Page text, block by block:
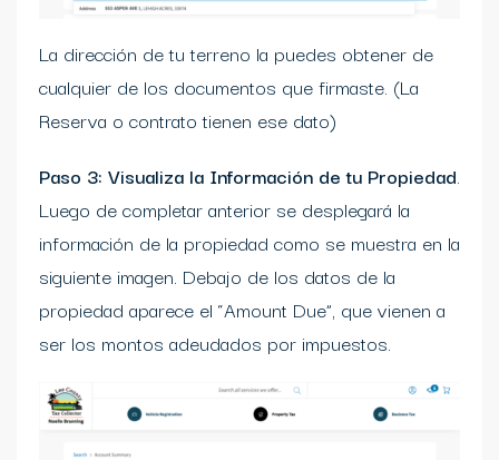
La dirección de tu terreno la puedes obtener de
cualquier de los documentos que firmaste. (La
Reserva o contrato tienen ese dato)
Paso 3: Visualiza la Información de tu Propiedad.
Luego de completar anterior se desplegará la
información de la propiedad como se muestra en la
siguiente imagen. Debajo de los datos de la
propiedad aparece el “Amount Due”, que vienen a
ser los montos adeudados por impuestos.